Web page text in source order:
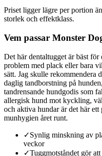
Priset ligger lägre per portion
storlek och effektklass.
Vem passar Monster
Det här dentaltugget är bäst
problem med plack eller bara
sätt. Jag skulle rekommendera
daglig tandborstning på
tandrensande hundgodis som
allergisk hund mot kyckling,
och aktiva hundar är det här
munhygien året runt.
✓Synlig minskning av
veckor
✓Tuggmotståndet gör